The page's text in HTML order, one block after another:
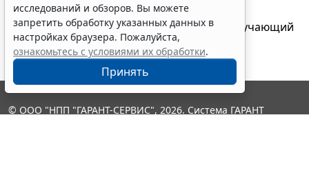
"ГАРАНТ Электронный экспресс" провел обучающий
вебинар по работе с AI-ассистентом Искра
23 апреля 2026
исследований и обзоров. Вы можете
запретить обработку указанных данных в
настройках браузера. Пожалуйста,
ознакомьтесь с условиями их обработки.
Принять
© ООО "НПП "ГАРАНТ-СЕРВИС", 2026. Система ГАРАНТ